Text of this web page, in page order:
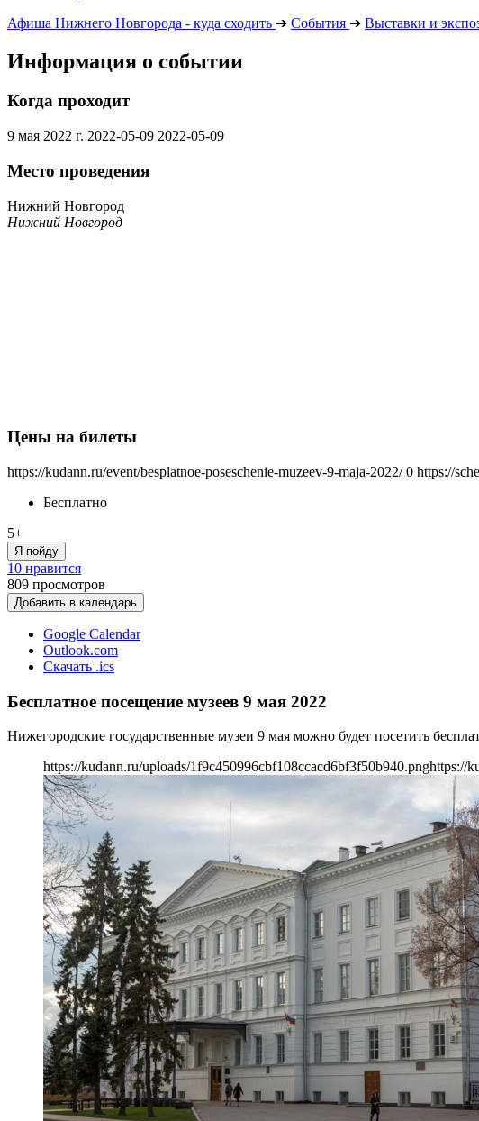
Афиша Нижнего Новгорода - куда сходить ➔ События ➔ Выставки и
Информация о событии
Когда проходит
9 мая 2022 г. 2022-05-09 2022-05-09
Место проведения
Нижний Новгород
Нижний Новгород
Цены на билеты
https://kudann.ru/event/besplatnoe-poseschenie-muzeev-9-maja-2022/ 0 https://
Бесплатно
5+
Я пойду
10 нравится
809 просмотров
Добавить в календарь
Google Calendar
Outlook.com
Скачать .ics
Бесплатное посещение музеев 9 мая 2022
Нижегородские государственные музеи 9 мая можно будет посетить
https://kudann.ru/uploads/1f9c450996cbf108ccacd6bf3f50b940.pnghttps://